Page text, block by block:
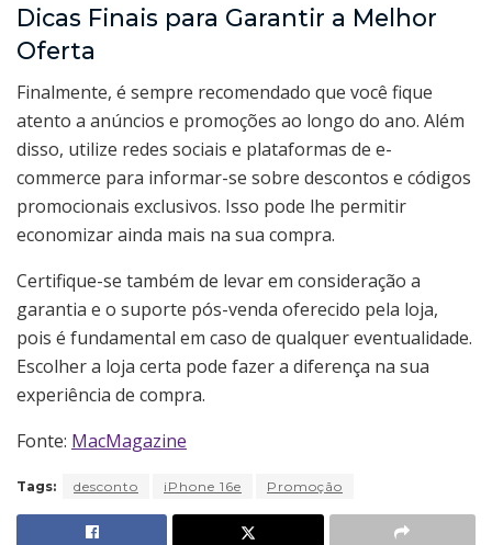
Dicas Finais para Garantir a Melhor
Oferta
Finalmente, é sempre recomendado que você fique
atento a anúncios e promoções ao longo do ano. Além
disso, utilize redes sociais e plataformas de e-
commerce para informar-se sobre descontos e códigos
promocionais exclusivos. Isso pode lhe permitir
economizar ainda mais na sua compra.
Certifique-se também de levar em consideração a
garantia e o suporte pós-venda oferecido pela loja,
pois é fundamental em caso de qualquer eventualidade.
Escolher a loja certa pode fazer a diferença na sua
experiência de compra.
Fonte: MacMagazine
Tags: desconto iPhone 16e Promoção